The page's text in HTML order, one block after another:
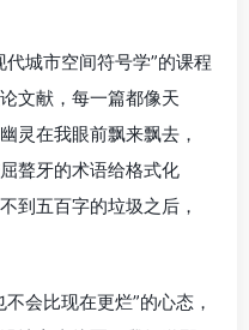
城市空间符号学”的课程
文献，每一篇都像天
灵在我眼前飘来飘去，
聱牙的术语给格式化
到五百字的垃圾之后，
会比现在更烂”的心态，